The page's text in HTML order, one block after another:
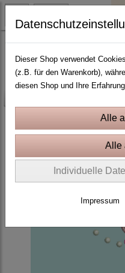
Sommer
Dieser Shop verwendet
(z.B. für den Warenkorb),
diesen Shop und Ihre
Individuelle
Impressum